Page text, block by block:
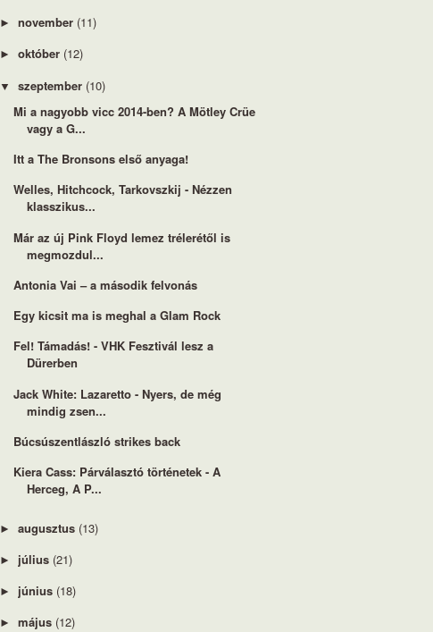
► november (11)
► október (12)
▼ szeptember (10)
Mi a nagyobb vicc 2014-ben? A Mötley Crüe
vagy a G...
Itt a The Bronsons első anyaga!
Welles, Hitchcock, Tarkovszkij - Nézzen
klasszikus...
Már az új Pink Floyd lemez trélerétől is
megmozdul...
Antonia Vai – a második felvonás
Egy kicsit ma is meghal a Glam Rock
Fel! Támadás! - VHK Fesztivál lesz a
Dürerben
Jack White: Lazaretto - Nyers, de még
mindig zsen...
Búcsúszentlászló strikes back
Kiera Cass: Párválasztó történetek - A
Herceg, A P...
► augusztus (13)
► július (21)
► június (18)
► május (12)